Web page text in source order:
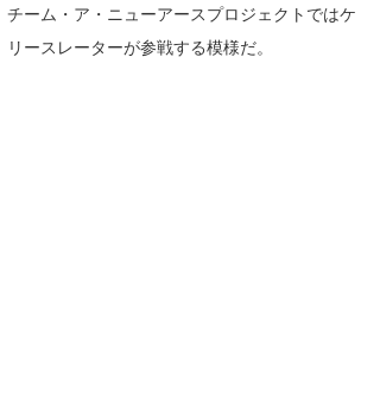
チーム・ア・ニューアースプロジェクトではケ
リースレーターが参戦する模様だ。